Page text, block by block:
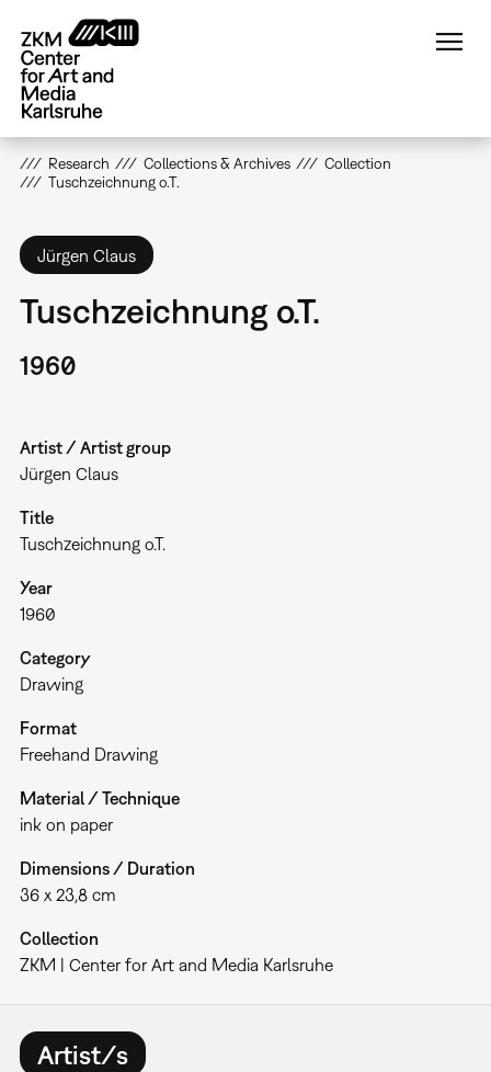
main
content
Research Collections & Archives
Collection
Tuschzeichnung o.T.
Jürgen Claus
Tuschzeichnung o.T.
1960
Artist / Artist group
Jürgen Claus
Title
Tuschzeichnung o.T.
Year
1960
Category
Drawing
Format
Freehand Drawing
Material / Technique
ink on paper
Dimensions / Duration
36 x 23,8 cm
Collection
ZKM | Center for Art and Media Karlsruhe
Artist/s